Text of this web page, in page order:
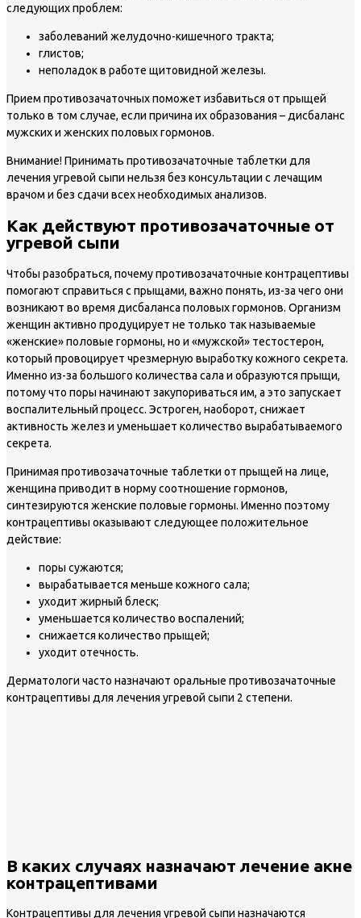
следующих проблем:
заболеваний желудочно-кишечного тракта;
глистов;
неполадок в работе щитовидной железы.
Прием противозачаточных поможет избавиться от прыщей
только в том случае, если причина их образования – дисбаланс
мужских и женских половых гормонов.
Внимание!Принимать противозачаточные таблетки для
лечения угревой сыпи нельзя без консультации с лечащим
врачом и без сдачи всех необходимых анализов.
Как действуют противозачаточные от
угревой сыпи
Чтобы разобраться, почему противозачаточные контрацептивы
помогают справиться с прыщами, важно понять, из-за чего они
возникают во время дисбаланса половых гормонов. Организм
женщин активно продуцирует не только так называемые
«женские» половые гормоны, но и «мужской» тестостерон,
который провоцирует чрезмерную выработку кожного секрета.
Именно из-за большого количества сала и образуются прыщи,
потому что поры начинают закупориваться им, а это запускает
воспалительный процесс. Эстроген, наоборот, снижает
активность желез и уменьшает количество вырабатываемого
секрета.
Принимая противозачаточные таблетки от прыщей на лице,
женщина приводит в норму соотношение гормонов,
синтезируются женские половые гормоны. Именно поэтому
контрацептивы оказывают следующее положительное
действие:
поры сужаются;
вырабатывается меньше кожного сала;
уходит жирный блеск;
уменьшается количество воспалений;
снижается количество прыщей;
уходит отечность.
Дерматологи часто назначают оральные противозачаточные
контрацептивы для лечения угревой сыпи 2 степени.
В каких случаях назначают лечение акне
контрацептивами
Контрацептивы для лечения угревой сыпи назначаются